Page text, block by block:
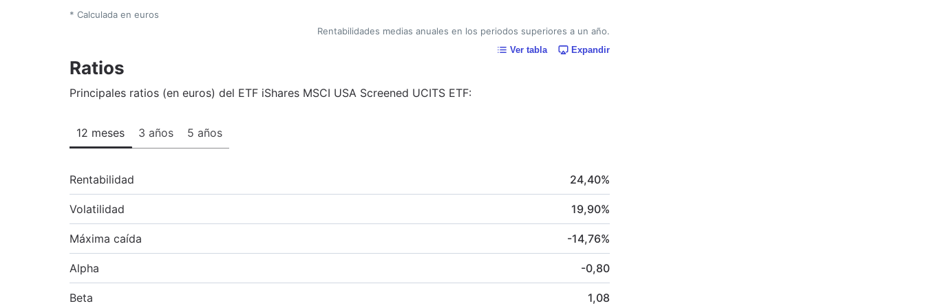
* Calculada en euros
Rentabilidades medias anuales en los periodos superiores a un año.
Ver tabla Expandir
Ratios
Principales ratios (en euros) del ETF iShares MSCI USA Screened UCITS ETF:
12 meses 3 años 5 años
Rentabilidad 24,40%
Volatilidad 19,90%
Máxima caída -14,76%
Alpha -0,80
Beta 1,08